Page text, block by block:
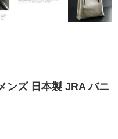
ンズ 日本製 JRA バニ